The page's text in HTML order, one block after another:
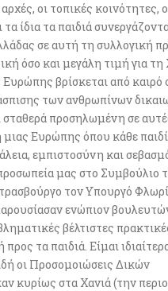
οι τοπικές κοινότητες,
ίδια τα παιδιά
σε αυτή τη συλλογική
όσο και μεγάλη τιμή για
βρίσκεται από
των ανθρωπίνων
προσηλωμένη σε
μιας Ευρώπης όπου κάθε
εμπιστοσύνη και
μας στο Συμβούλιο
τον Υπουργό
ενώπιον
βέλτιστες
τα παιδιά. Είμαι
οι Προσομοιώσεις Δικών
κυρίως στα Χανιά (την